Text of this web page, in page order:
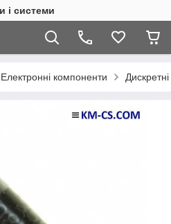
і системи
Електронні компоненти